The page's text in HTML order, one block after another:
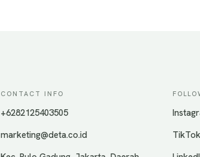
CONTACT INFO
+6282125403505
marketing@deta.co.id
TikTok